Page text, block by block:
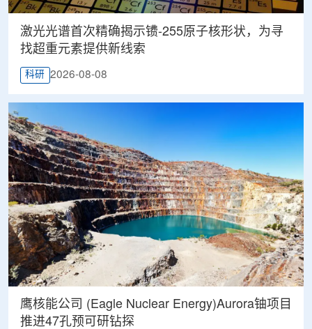
激光光谱首次精确揭示镄-255原子核形状，为寻
找超重元素提供新线索
科研 2026-08-08
鹰核能公司 (Eagle Nuclear Energy)Aurora铀项目
推进47孔预可研钻探